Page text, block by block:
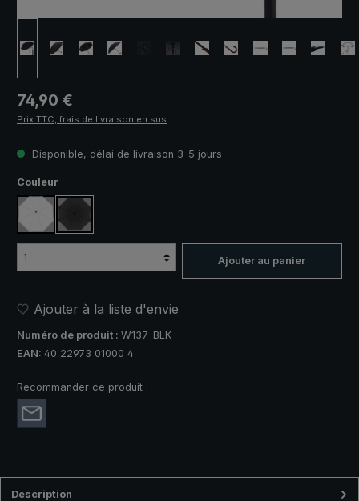
Prix régulier :
74,90 €
Prix TTC, frais de livraison en sus
Disponible, délai de livraison 3-5 jours
Sélectionnez
Couleur
blanc noir
Ajouter au panier
Ajouter à la liste d'envie
Numéro de produit : W137-BLK
EAN: 40 22973 01000 4
Recommander ce produit :
Description